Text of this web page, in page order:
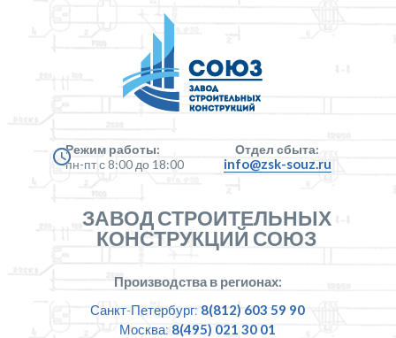
Режим работы:
пн-пт с 8:00 до 18:00
Отдел сбыта:
info@zsk-souz.ru
ЗАВОД СТРОИТЕЛЬНЫХ
КОНСТРУКЦИЙ СОЮЗ
Производства в регионах:
Санкт-Петербург: 8(812) 603 59 90
Москва: 8(495) 021 30 01